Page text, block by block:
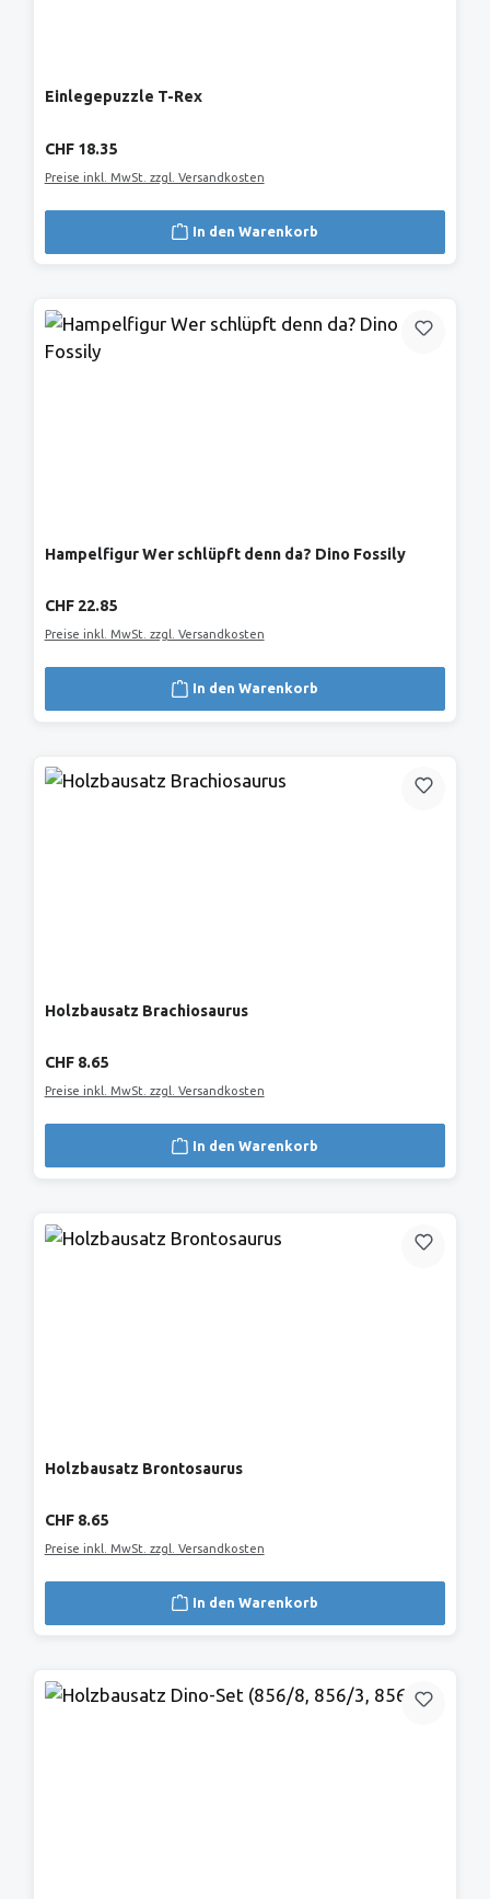
Einlegepuzzle T-Rex
Regulärer Preis:
CHF 18.35
Preise inkl. MwSt. zzgl. Versandkosten
In den Warenkorb
Hampelfigur Wer schlüpft denn da? Dino Fossily
Regulärer Preis:
CHF 22.85
Preise inkl. MwSt. zzgl. Versandkosten
In den Warenkorb
Holzbausatz Brachiosaurus
Regulärer Preis:
CHF 8.65
Preise inkl. MwSt. zzgl. Versandkosten
In den Warenkorb
Holzbausatz Brontosaurus
Regulärer Preis:
CHF 8.65
Preise inkl. MwSt. zzgl. Versandkosten
In den Warenkorb